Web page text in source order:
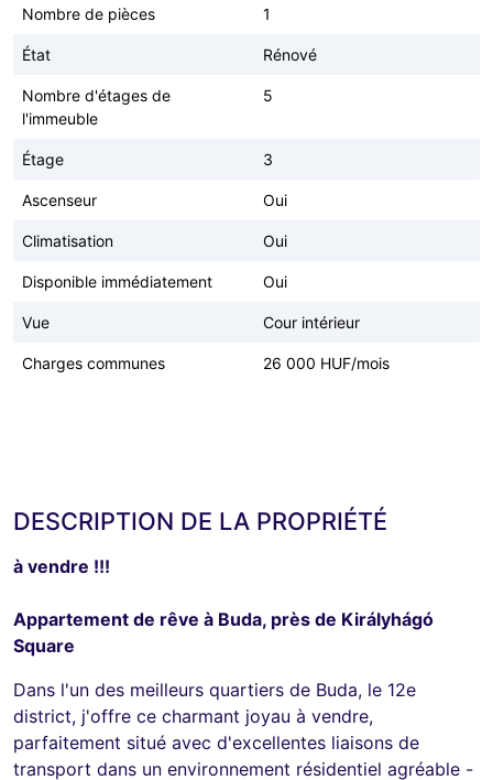
Nombre de pièces 1
État Rénové
Nombre d'étages de
l'immeuble
5
Étage 3
Ascenseur Oui
Climatisation Oui
Disponible immédiatement Oui
Vue Cour intérieur
Charges communes 26 000 HUF/mois
DESCRIPTION DE LA PROPRIÉTÉ
à vendre !!!
Appartement de rêve à Buda, près de Királyhágó
Square
Dans l'un des meilleurs quartiers de Buda, le 12e
district, j'offre ce charmant joyau à vendre,
parfaitement situé avec d'excellentes liaisons de
transport dans un environnement résidentiel agréable -